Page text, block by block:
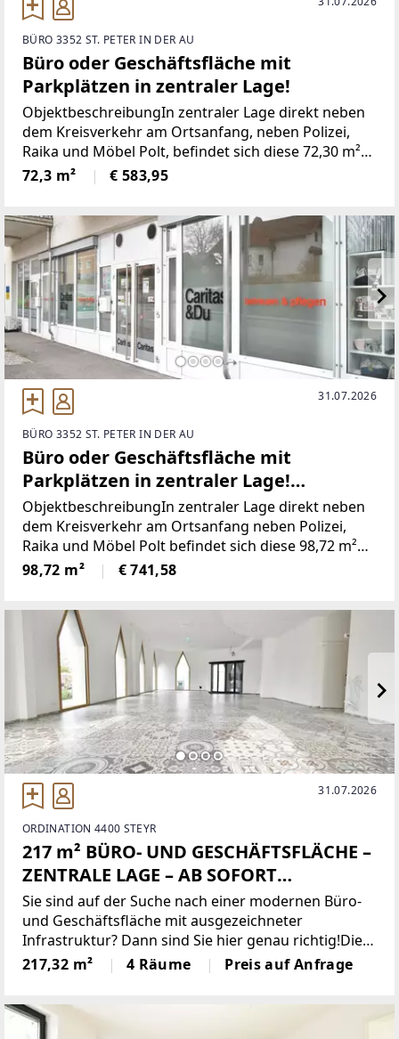
BÜRO 3352 ST. PETER IN DER AU
Büro oder Geschäftsfläche mit
Parkplätzen in zentraler Lage!
ObjektbeschreibungIn zentraler Lage direkt neben
dem Kreisverkehr am Ortsanfang, neben Polizei,
Raika und Möbel Polt, befindet sich diese 72,30 m²
vielseitig verwendbare Geschäftsfläche im
Erdgeschoss eines 2008 erbauten Gebäudes.Das
72,3 m² € 583,95
31.07.2026
BÜRO 3352 ST. PETER IN DER AU
Büro oder Geschäftsfläche mit
Parkplätzen in zentraler Lage!
Provisionsfrei für den Mieter!
ObjektbeschreibungIn zentraler Lage direkt neben
dem Kreisverkehr am Ortsanfang neben Polizei,
Raika und Möbel Polt befindet sich diese 98,72 m²
vielseitig verwendbare Geschäftsfläche im
Erdgeschoss eines 2008 erbauten Gebäudes.Das
98,72 m² € 741,58
31.07.2026
ORDINATION 4400 STEYR
217 m² BÜRO- UND GESCHÄFTSFLÄCHE –
ZENTRALE LAGE – AB SOFORT
VERFÜGBAR!
Sie sind auf der Suche nach einer modernen Büro-
und Geschäftsfläche mit ausgezeichneter
Infrastruktur? Dann sind Sie hier genau richtig!Die
217 m² Büro- und Geschäftsfläche befindet sich im
Erdgeschoss eines repräsentativen Büro- und
217,32 m² 4 Räume Preis auf Anfrage